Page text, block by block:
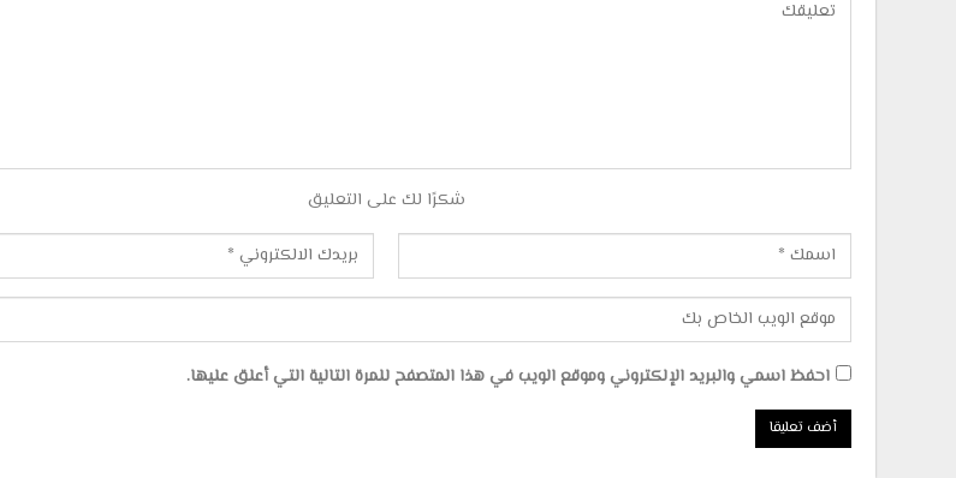
شكرًا لك على التعليق
احفظ اسمي والبريد الإلكتروني وموقع الويب في هذا المتصفح للمرة التالية التي أعلق عليها.